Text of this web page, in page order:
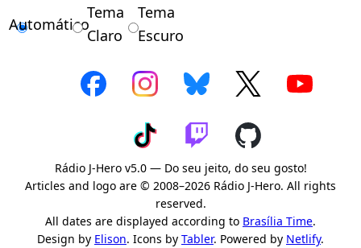
Automático
Tema
Claro
Tema
Escuro
Rádio J-Hero v5.0 — Do seu jeito, do seu gosto!
Articles and logo are © 2008–2026 Rádio J-Hero. All rights
reserved.
All dates are displayed according to Brasília Time.
Design by Elison. Icons by Tabler. Powered by Netlify.